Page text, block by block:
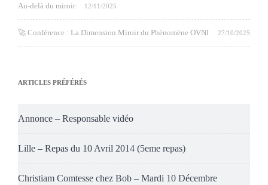
Au-delà du miroir
12/11/2025
🚀 Conférence : La Dimension Miroir du Phénomène OVNI 27/10/2025
ARTICLES PRÉFÉRÉS
Annonce – Responsable vidéo
Lille – Repas du 10 Avril 2014 (5eme repas)
Christiam Comtesse chez Bob – Mardi 10 Décembre